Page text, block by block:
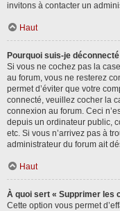
invitons à contacter un
Haut
Pourquoi suis-je
Si vous ne cochez pas la
au forum, vous ne resterez
permet d’éviter que votre
connecté, veuillez cocher la
connexion au forum. Ceci
depuis un ordinateur public,
etc. Si vous n’arrivez pas à
administrateur du forum ait
Haut
À quoi sert « Supprimer les
Cette option vous permet